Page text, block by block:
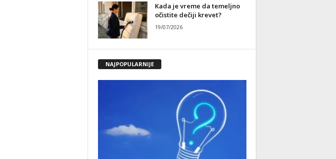
Kada je vreme da temeljno
očistite dečiji krevet?
19/07/2026
NAJPOPULARNIJE